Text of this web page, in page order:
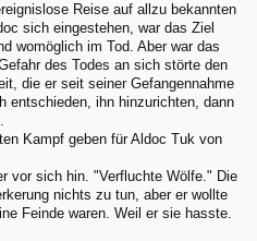
Reise auf allzu bekannten
sich eingestehen, war das Ziel
womöglich im Tod. Aber war das
des Todes an sich störte den
die er seit seiner Gefangennahme
entschieden, ihn hinzurichten, dann
Kampf geben für Aldoc Tuk von
vor sich hin. "Verfluchte Wölfe." Die
nichts zu tun, aber er wollte
Feinde waren. Weil er sie hasste.